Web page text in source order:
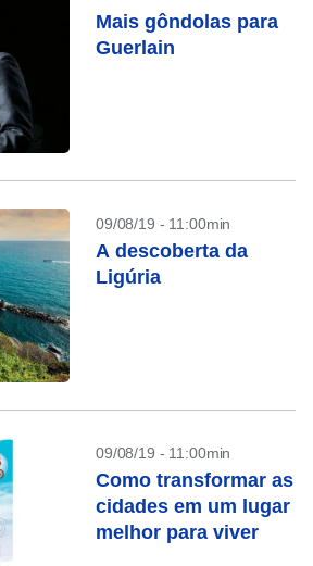
Mais gôndolas para
Guerlain
09/08/19 - 11:00min
A descoberta da
Ligúria
09/08/19 - 11:00min
Como transformar as
cidades em um lugar
melhor para viver